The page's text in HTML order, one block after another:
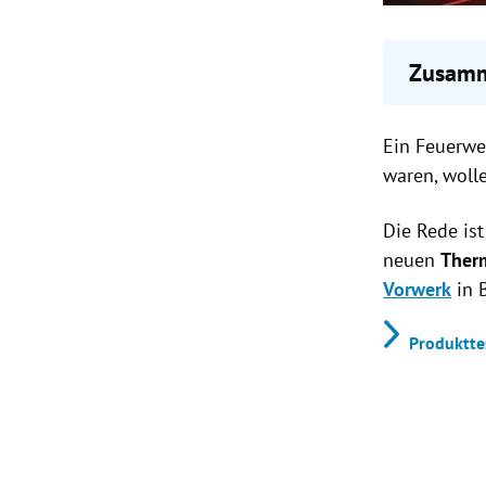
Der
Ein
waren,
Die Rede
neuen
Vorwerk in